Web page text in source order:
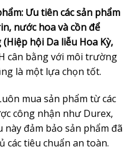
Ưu tiên các sản phẩm
nước hoa và cồn để
hội Da liễu Hoa Kỳ,
cân bằng với môi trường
là một lựa chọn tốt.
mua sản phẩm từ các
công nhận như Durex,
này đảm bảo sản phẩm đã
các tiêu chuẩn an toàn.